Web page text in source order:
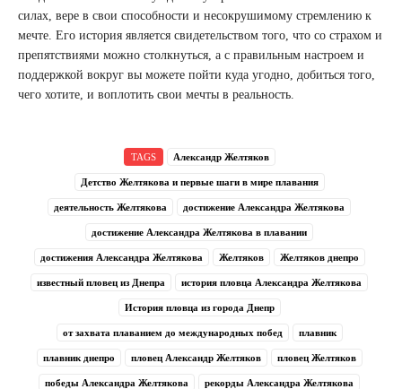
силах, вере в свои способности и несокрушимому стремлению к
мечте. Его история является свидетельством того, что со страхом и
препятствиями можно столкнуться, а с правильным настроем и
поддержкой вокруг вы можете пойти куда угодно, добиться того,
чего хотите, и воплотить свои мечты в реальность.
TAGS Александр Желтяков
Детство Желтякова и первые шаги в мире плавания
деятельность Желтякова достижение Александра Желтякова
достижение Александра Желтякова в плавании
достижения Александра Желтякова Желтяков Желтяков днепро
известный пловец из Днепра история пловца Александра Желтякова
История пловца из города Днепр
от захвата плаванием до международных побед плавник
плавник днепро пловец Александр Желтяков пловец Желтяков
победы Александра Желтякова рекорды Александра Желтякова